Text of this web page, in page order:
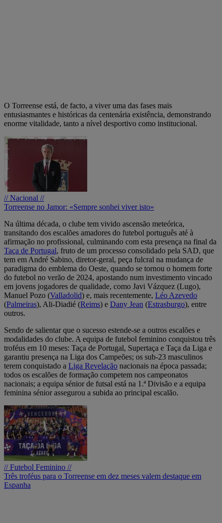
O Torreense está, de facto, a viver uma das fases mais
entusiasmantes e históricas da centenária existência, demonstrando
enorme vitalidade, tanto a nível desportivo como institucional.
// Nacional //
Torreense no Jamor: «Sempre sonhei viver isto»
Na última década, o clube tem vivido ascensão meteórica,
transitando dos escalões amadores do futebol português até à
afirmação no profissional, culminando com esta presença na final da
Taça de Portugal, fruto de um processo consolidado pela SAD, que
tem em André Sabino, diretor-geral, peça fulcral na mudança de
paradigma do emblema do Oeste, quando se tornou o homem forte
do futebol no verão de 2024, apostando num investimento vincado
em jovens jogadores de qualidade, como Javi Vázquez (Lugo),
Manuel Pozo (Valladolid) e, mais recentemente, Léo Azevedo
(Palmeiras), Ali-Diadié (Reims) e Dany Jean (Estrasburgo), entre
outros.
Sendo de salientar que o sucesso estende-se a outros escalões e
modalidades do clube. A equipa de futebol feminino conquistou três
troféus em 10 meses: Taça de Portugal, Supertaça e Taça da Liga e
garantiu presença na Liga dos Campeões; os sub-23 masculinos
terem conquistado a Liga Revelação nacionais na época passada;
todos os escalões de formação competem nos campeonatos
nacionais; a equipa sénior de futsal está na 1.ª Divisão e a equipa
feminina sénior assegurou a subida ao principal escalão.
// Futebol Feminino //
Três troféus para o Torreense em dez meses valem destaque em
Espanha